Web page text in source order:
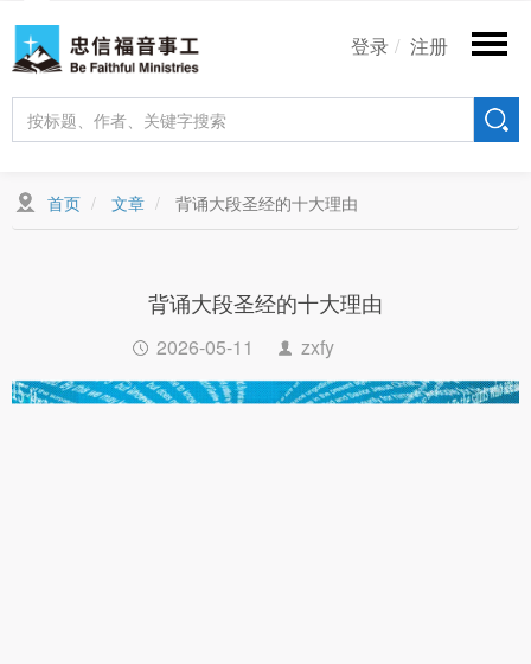
到
主
User
登录 注册
首页 文章 背诵大段圣经的十大理由
背诵大段圣经的十大理由
2026-05-11 zxfy